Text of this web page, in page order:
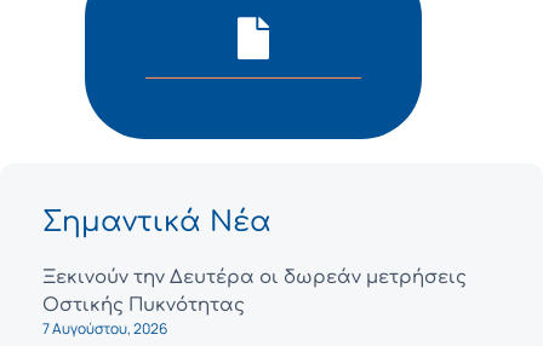
Σημαντικά Νέα
Ξεκινούν την Δευτέρα οι δωρεάν μετρήσεις
Οστικής Πυκνότητας
7 Αυγούστου, 2026